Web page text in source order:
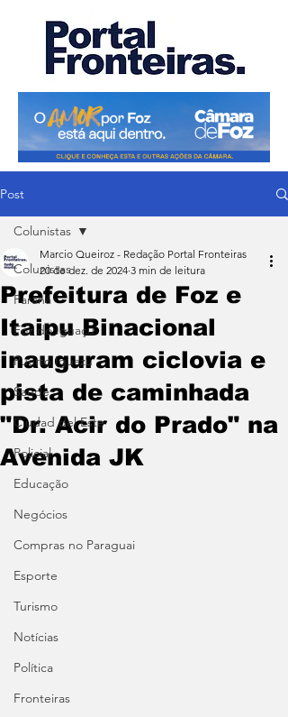
Post
Colunistas
Paraná
Foz do Iguaçu
Puerto Iguazu
Saúde
Ciudad del Este
Policial
Educação
Negócios
Compras no Paraguai
Esporte
Turismo
Notícias
Política
Fronteiras
Colunistas
Prefeitura de Foz e
Itaipu Binacional
inauguram ciclovia e
pista de caminhada
"Dr. Acir do Prado" na
Avenida JK
Marcio Queiroz - Redação Portal Fronteiras
20 de dez. de 2024 3 min de leitura